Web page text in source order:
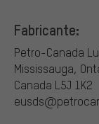
Fabricante:
Petro-Canada
Mississauga,
Canada L5J 1K2